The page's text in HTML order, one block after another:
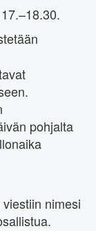
pohjalta
nimesi